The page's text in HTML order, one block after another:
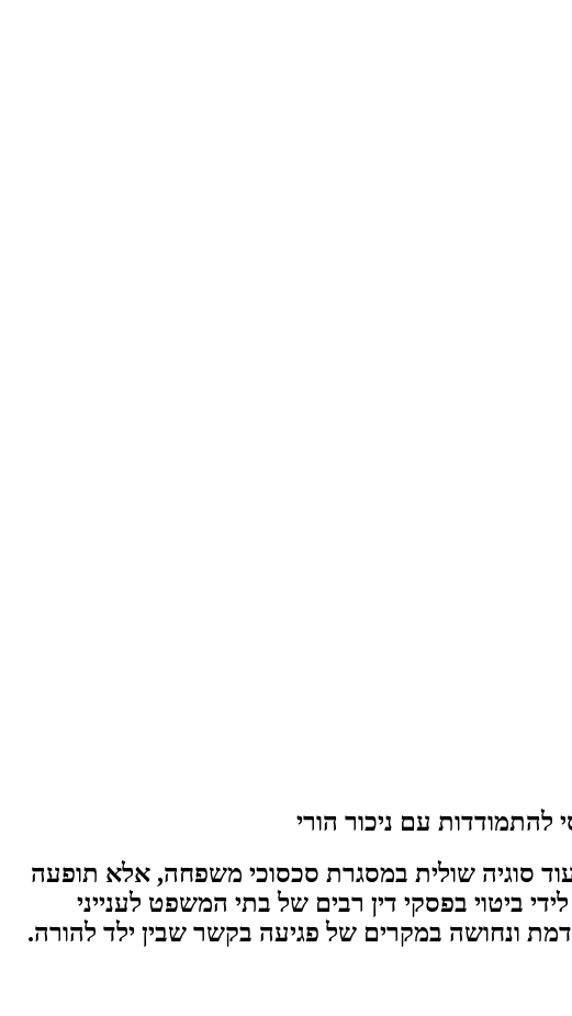
עם ניכור הורי
סוגיה שולית במסגרת סכסוכי משפחה, אלא תופעה
ביטוי בפסקי דין רבים של בתי המשפט לענייני
ונחושה במקרים של פגיעה בקשר שבין ילד להורה.